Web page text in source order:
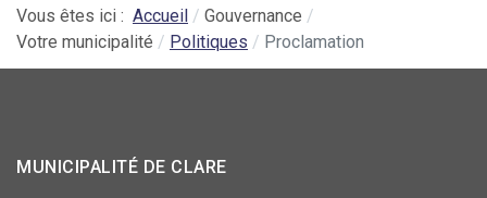
Vous êtes ici : Accueil
Gouvernance
Votre municipalité
Politiques Proclamation
MUNICIPALITÉ DE CLARE